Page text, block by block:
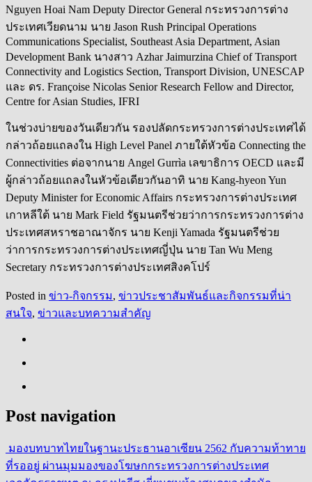
Nguyen Hoai Nam Deputy Director General กระทรวงการต่าง
ประเทศเวียดนาม นาย Jason Rush Principal Operations
Communications Specialist, Southeast Asia Department, Asian
Development Bank นางสาว Azhar Jaimurzina Chief of Transport
Connectivity and Logistics Section, Transport Division, UNESCAP
และ ดร. Françoise Nicolas Senior Research Fellow and Director,
Centre for Asian Studies, IFRI
ในช่วงบ่ายของวันเดียวกัน รองปลัดกระทรวงการต่างประเทศได้
กล่าวถ้อยแถลงใน High Level Panel ภายใต้หัวข้อ Connecting the
Connectivities ต่อจากนาย Angel Gurrìa เลขาธิการ OECD และมี
ผู้กล่าวถ้อยแถลงในหัวข้อเดียวกันอาทิ นาย Kang-hyeon Yun
Deputy Minister for Economic Affairs กระทรวงการต่างประเทศ
เกาหลีใต้ นาย Mark Field รัฐมนตรีช่วยว่าการกระทรวงการต่าง
ประเทศสหราชอาณาจักร นาย Kenji Yamada รัฐมนตรีช่วย
ว่าการกระทรวงการต่างประเทศญี่ปุ่น นาย Tan Wu Meng
Secretary กระทรวงการต่างประเทศสิงคโปร์
Posted in ข่าว-กิจกรรม, ข่าวประชาสัมพันธ์และกิจกรรมที่น่า
สนใจ, ข่าวและบทความสำคัญ
Post navigation
มองบทบาทไทยในฐานะประธานอาเซียน 2562 กับความท้าทาย
ที่รออยู่ ผ่านมุมมองของโฆษกกระทรวงการต่างประเทศ